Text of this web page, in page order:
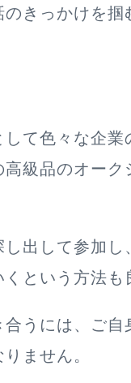
きっかけを
て色々な企
級品のオー
出して参加し
という方法も
うには、ご自
ません。